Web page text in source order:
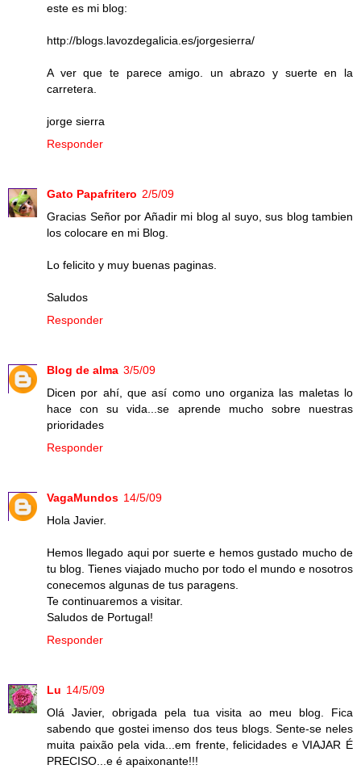
este es mi blog:
http://blogs.lavozdegalicia.es/jorgesierra/
A ver que te parece amigo. un abrazo y suerte en la
carretera.
jorge sierra
Responder
Gato Papafritero 2/5/09
Gracias Señor por Añadir mi blog al suyo, sus blog tambien
los colocare en mi Blog.
Lo felicito y muy buenas paginas.
Saludos
Responder
Blog de alma 3/5/09
Dicen por ahí, que así como uno organiza las maletas lo
hace con su vida...se aprende mucho sobre nuestras
prioridades
Responder
VagaMundos 14/5/09
Hola Javier.
Hemos llegado aqui por suerte e hemos gustado mucho de
tu blog. Tienes viajado mucho por todo el mundo e nosotros
conecemos algunas de tus paragens.
Te continuaremos a visitar.
Saludos de Portugal!
Responder
Lu 14/5/09
Olá Javier, obrigada pela tua visita ao meu blog. Fica
sabendo que gostei imenso dos teus blogs. Sente-se neles
muita paixão pela vida...em frente, felicidades e VIAJAR É
PRECISO...e é apaixonante!!!